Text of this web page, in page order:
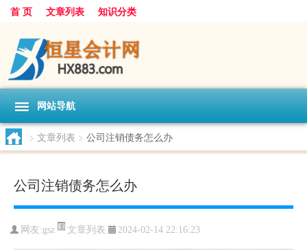
首 页 文章列表 知识分类
网站导航
> 文章列表 > 公司注销债务怎么办
公司注销债务怎么办
网友:gsz 文章列表 2024-02-14 22:16:23